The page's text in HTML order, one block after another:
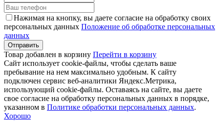
Нажимая на кнопку, вы даете согласие на обработку своих
персональных данных Положение об обработке персональных
данных
Товар добавлен в корзину Перейти в корзину
Сайт использует cookie-файлы, чтобы сделать ваше
пребывание на нем максимально удобным. К cайту
подключен сервис веб-аналитики Яндекс.Метрика,
использующий cookie-файлы. Оставаясь на сайте, вы даете
свое согласие на обработку персональных данных в порядке,
указанном в Политике обработки персональных данных.
Хорошо